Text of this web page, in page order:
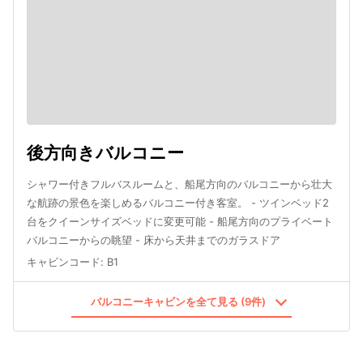
後方向きバルコニー
シャワー付きフルバスルームと、船尾方向のバルコニーから壮大
な航跡の景色を楽しめるバルコニー付き客室。 - ツインベッド2
台をクイーンサイズベッドに変更可能 - 船尾方向のプライベート
バルコニーからの眺望 - 床から天井までのガラスドア
キャビンコード: B1
バルコニーキャビンを全て見る (9件)